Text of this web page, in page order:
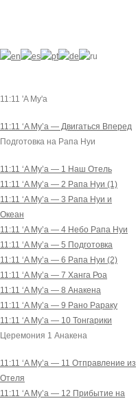
11:11 'A Mу'a
11:11 ‘A Mу’a — Двигаться Вперед
Подготовка на Рапа Нуи
11:11 ‘A Mу’a — 1 Наш Отель
11:11 ‘A Mу’a — 2 Рапа Нуи (1)
11:11 ‘A Mу’a — 3 Рапа Нуи и
Океан
11:11 ‘A Mу’a — 4 Небо Рапа Нуи
11:11 ‘A Mу’a — 5 Подготовка
11:11 ‘A Mу’a — 6 Рапа Нуи (2)
11:11 ‘A Mу’a — 7 Ханга Роа
11:11 ‘A Mу’a — 8 Анакена
11:11 ‘A Mу’a — 9 Рано Рараку
11:11 ‘A Mу’a — 10 Тонгарики
Церемония 1 Анакена
11:11 ‘A Mу’a — 11 Отправление из
Отеля
11:11 ‘A Mу’a — 12 Прибытие на